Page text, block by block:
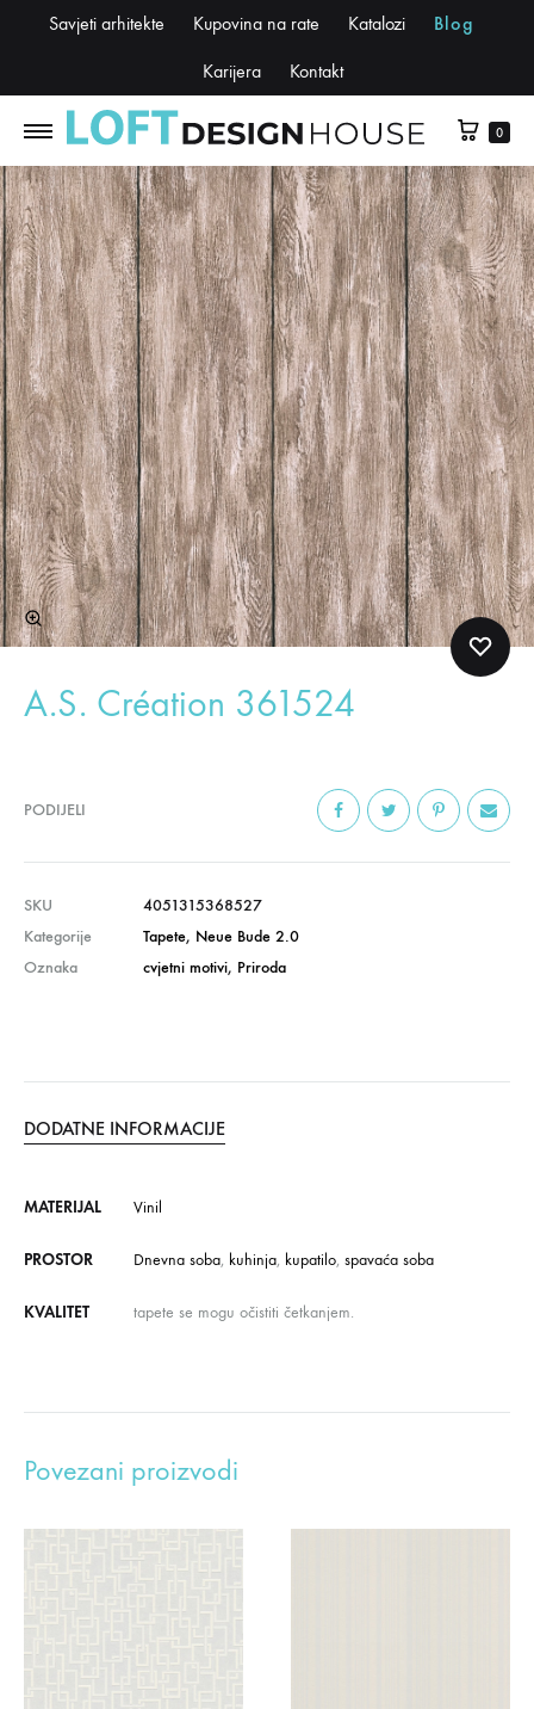
Savjeti arhitekte Kupovina na rate Katalozi Blog
Karijera Kontakt
0
A.S. Création 361524
PODIJELI
SKU
4051315368527
Kategorije
Tapete, Neue Bude 2.0
Oznaka
cvjetni motivi, Priroda
DODATNE INFORMACIJE
MATERIJAL Vinil
PROSTOR Dnevna soba, kuhinja, kupatilo, spavaća soba
KVALITET tapete se mogu očistiti četkanjem.
Povezani proizvodi